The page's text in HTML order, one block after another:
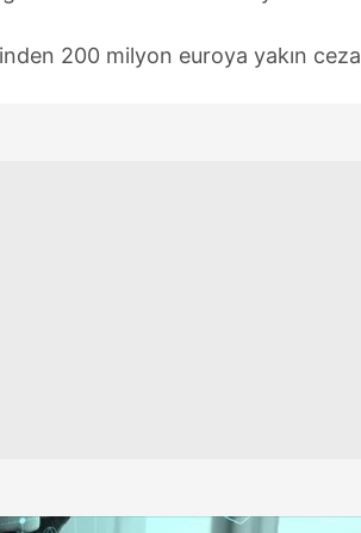
200 milyon euroya yakın ceza